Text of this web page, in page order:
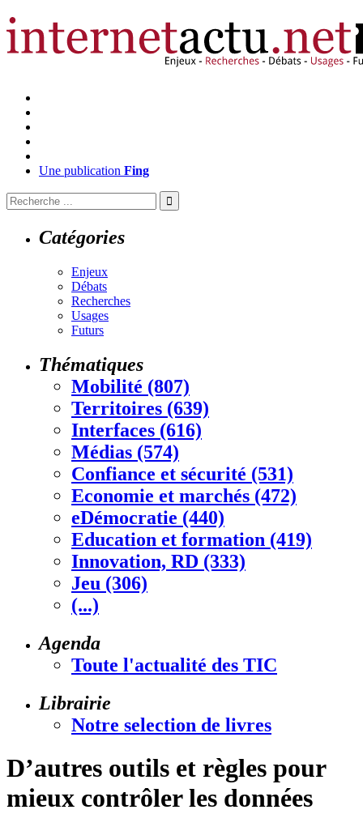
Une publication Fing
Catégories
Enjeux
Débats
Recherches
Usages
Futurs
Thématiques
Mobilité (807)
Territoires (639)
Interfaces (616)
Médias (574)
Confiance et sécurité (531)
Economie et marchés (472)
eDémocratie (440)
Education et formation (419)
Innovation, RD (333)
Jeu (306)
(...)
Agenda
Toute l'actualité des TIC
Librairie
Notre selection de livres
D’autres outils et règles pour
mieux contrôler les données